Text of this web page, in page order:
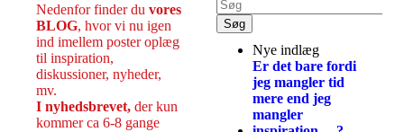
Nedenfor finder du vores
BLOG, hvor vi nu igen
ind imellem poster oplæg
til inspiration,
diskussioner, nyheder,
mv.
I nyhedsbrevet, der kun
kommer ca 6-8 gange
Nye indlæg
Er det bare fordi
jeg mangler tid
mere end jeg
mangler